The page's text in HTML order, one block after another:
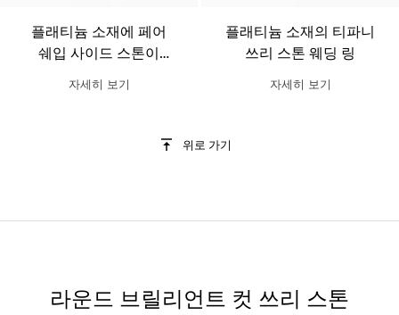
플래티늄 소재에 페어
쉐입 사이드 스톤이
세팅된 티파니 쓰리 스톤
웨딩 링
자세히 보기
플래티늄 소재의 티파니
쓰리 스톤 웨딩 링
자세히 보기
위로 가기
라운드 브릴리언트 컷 쓰리 스톤